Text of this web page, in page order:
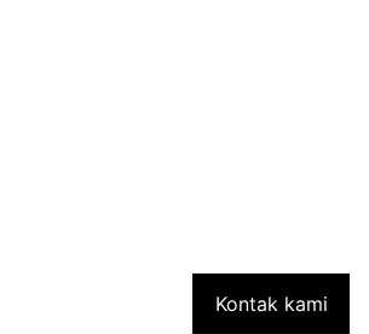
Kontak kami